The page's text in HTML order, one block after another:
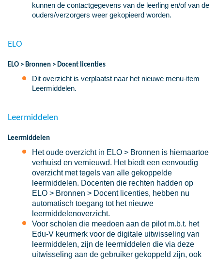
kunnen de contactgegevens van de leerling en/of van de
ouders/verzorgers weer gekopieerd worden.
ELO
ELO > Bronnen > Docent licenties
Dit overzicht is verplaatst naar het nieuwe menu-item
Leermiddelen.
Leermiddelen
Leermiddelen
Het oude overzicht in ELO > Bronnen is hiernaartoe
verhuisd en vernieuwd. Het biedt een eenvoudig
overzicht met tegels van alle gekoppelde
leermiddelen. Docenten die rechten hadden op
ELO > Bronnen > Docent licenties, hebben nu
automatisch toegang tot het nieuwe
leermiddelenoverzicht.
Voor scholen die meedoen aan de pilot m.b.t. het
Edu-V keurmerk voor de digitale uitwisseling van
leermiddelen, zijn de leermiddelen die via deze
uitwisseling aan de gebruiker gekoppeld zijn, ook